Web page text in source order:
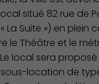
Associations et
situé 82 rue de
La Suite ») en plein
le Théâtre et le
local sera
location de